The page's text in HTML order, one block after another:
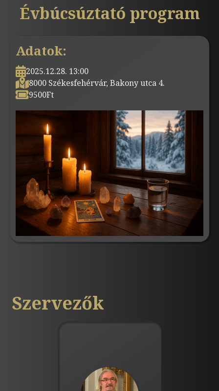
Évbúcsúztató program
Adatok:
2025.12.28. 13:00
8000 Székesfehérvár, Bakony utca 4.
9500Ft
Szervezők